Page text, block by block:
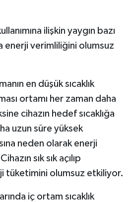
ilişkin yaygın bazı
enerji verimliliğini olumsuz
en düşük sıcaklık
ortamı her zaman daha
cihazın hedef sıcaklığa
uzun süre yüksek
neden olarak enerji
sık sık açılıp
tüketimini olumsuz etkiliyor.
iç ortam sıcaklık